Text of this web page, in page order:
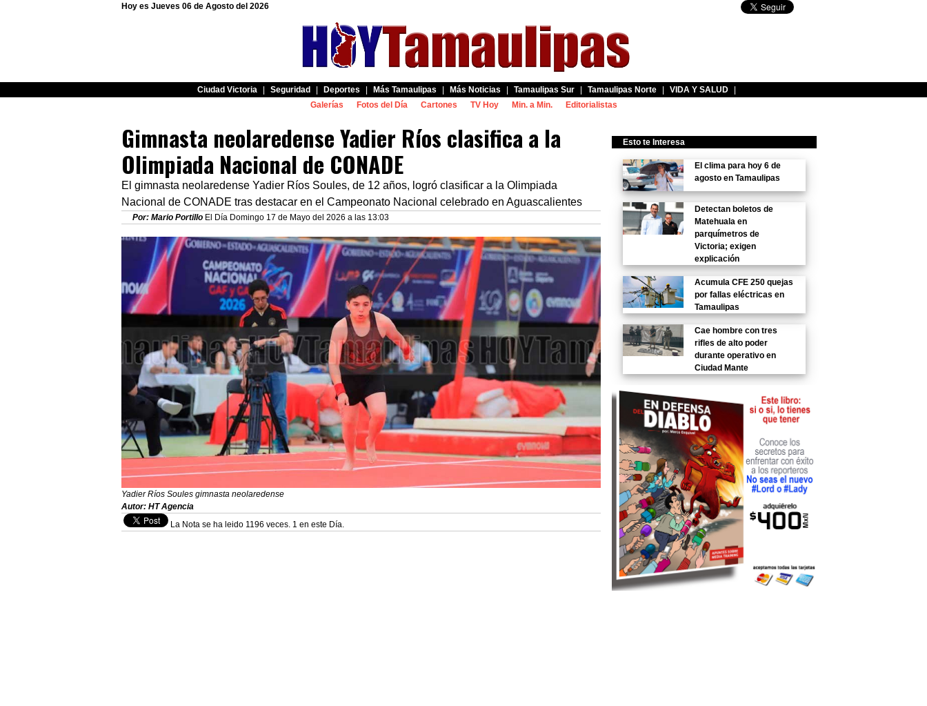
Hoy es Jueves 06 de Agosto del 2026
Ciudad Victoria Seguridad Deportes Más Tamaulipas Más Noticias Tamaulipas Sur Tamaulipas Norte VIDA Y SALUD
Galerías
Fotos del Día Cartones TV Hoy Min. a Min. Editorialistas
Gimnasta neolaredense Yadier Ríos clasifica a la
Olimpiada Nacional de CONADE
El gimnasta neolaredense Yadier Ríos Soules, de 12 años, logró clasificar a la Olimpiada
Nacional de CONADE tras destacar en el Campeonato Nacional celebrado en Aguascalientes
Por: Mario Portillo El Día Domingo 17 de Mayo del 2026 a las 13:03
Yadier Ríos Soules gimnasta neolaredense
Autor: HT Agencia
La Nota se ha leido 1196 veces. 1 en este Día.
Esto te Interesa
El clima para hoy 6 de
agosto en Tamaulipas
Detectan boletos de
Matehuala en
parquímetros de
Victoria; exigen
explicación
Acumula CFE 250 quejas
por fallas eléctricas en
Tamaulipas
Cae hombre con tres
rifles de alto poder
durante operativo en
Ciudad Mante